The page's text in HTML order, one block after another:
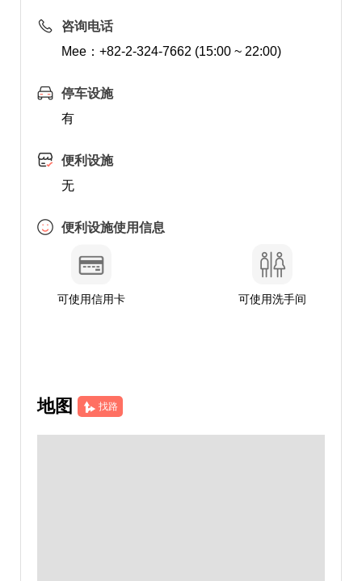
咨询电话
Mee：+82-2-324-7662 (15:00 ~ 22:00)
停车设施
有
便利设施
无
便利设施使用信息
可使用信用卡 可使用洗手间
地图 找路